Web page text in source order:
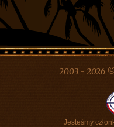
2003 - 2026